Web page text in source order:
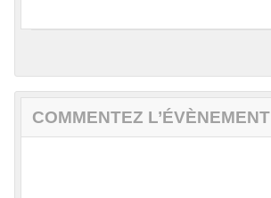
COMMENTEZ L’ÉVÈNEMENT